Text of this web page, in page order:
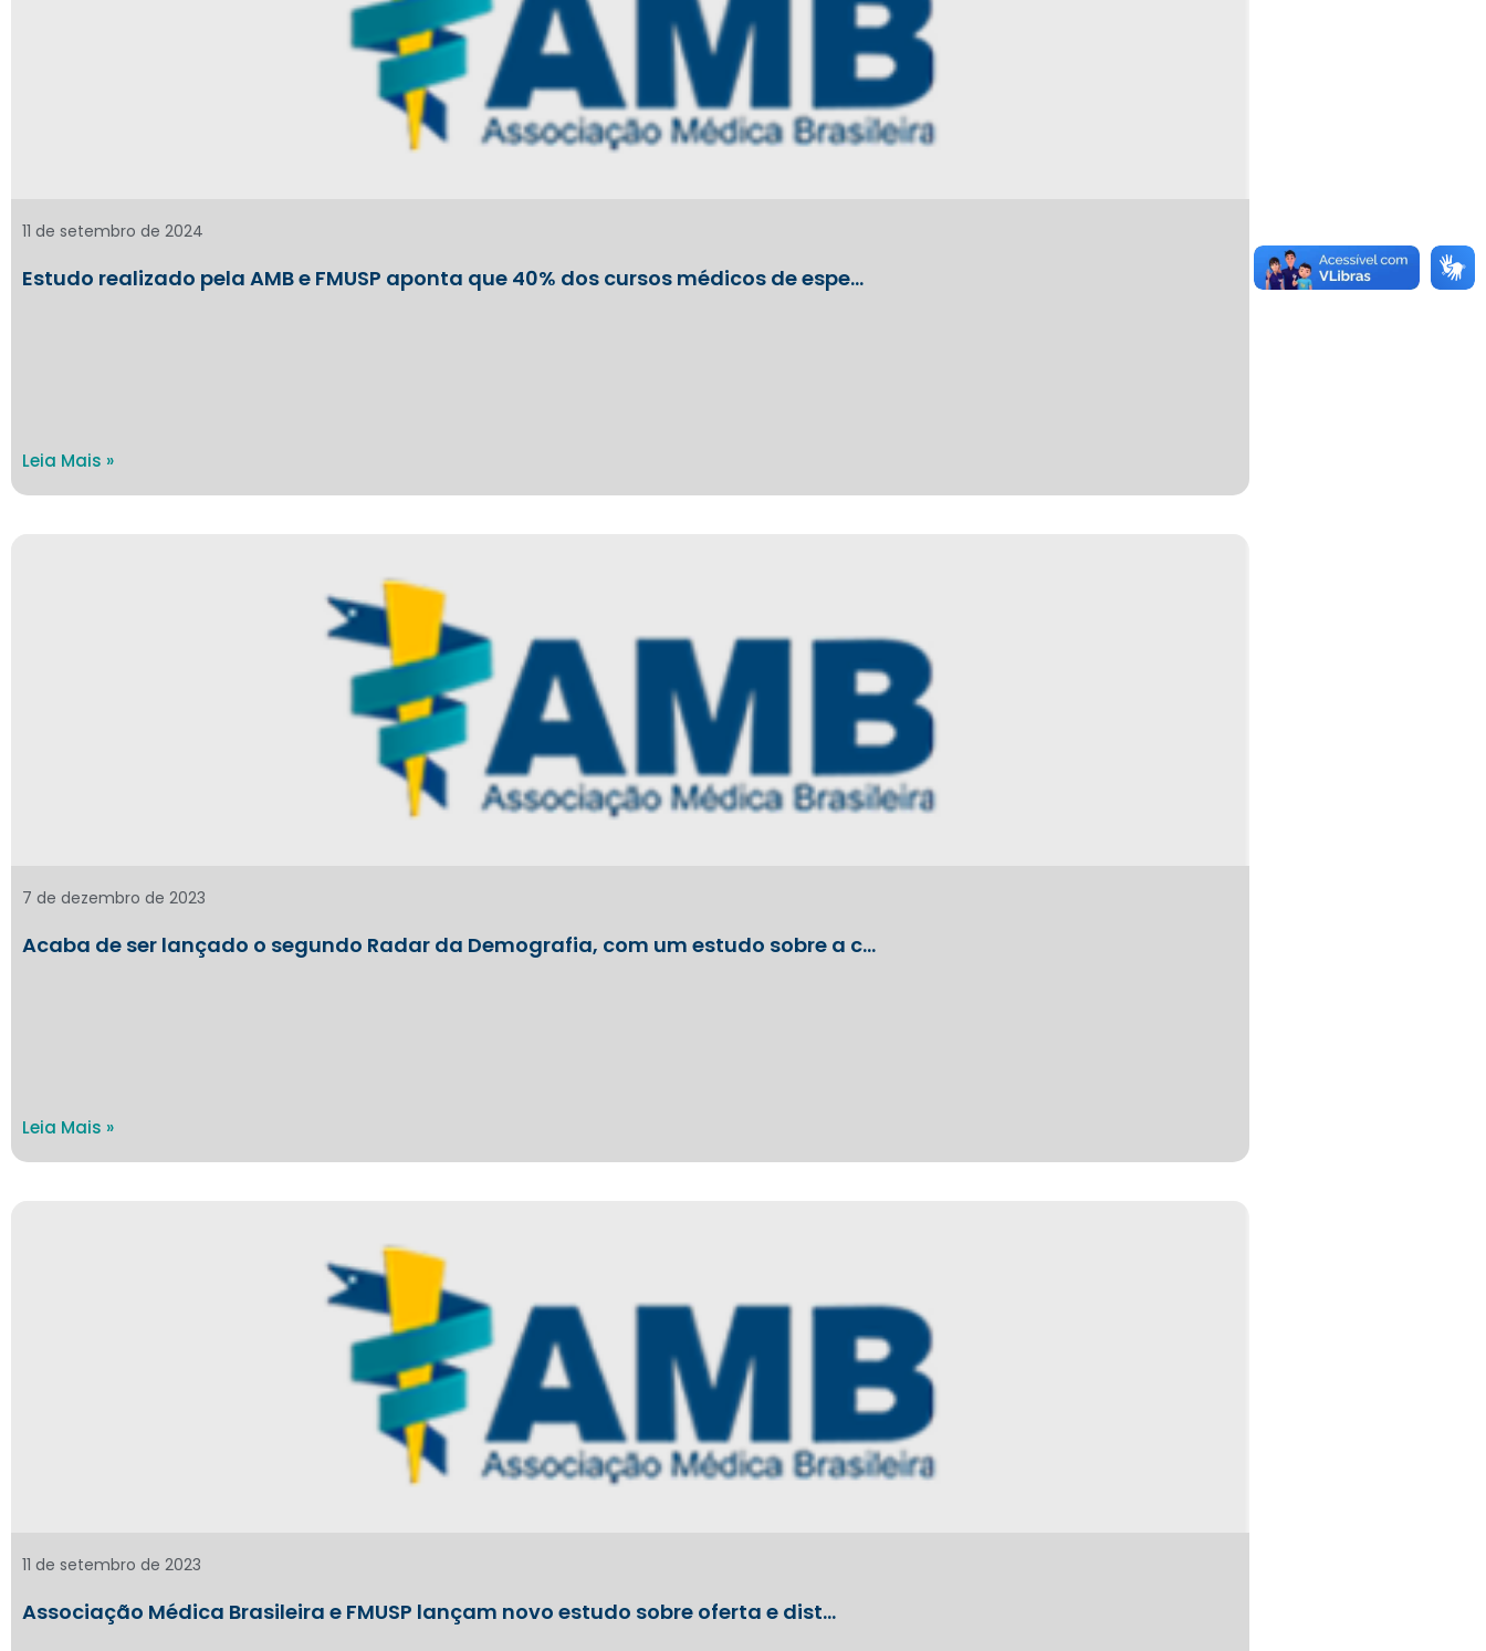
Estudo realizado pela AMB e FMUSP aponta que 40% dos cursos médicos de espe…
11 de setembro de 2024
Leia Mais »
Acaba de ser lançado o segundo Radar da Demografia, com um estudo sobre a c…
7 de dezembro de 2023
Leia Mais »
Associação Médica Brasileira e FMUSP lançam novo estudo sobre oferta e dist…
11 de setembro de 2023